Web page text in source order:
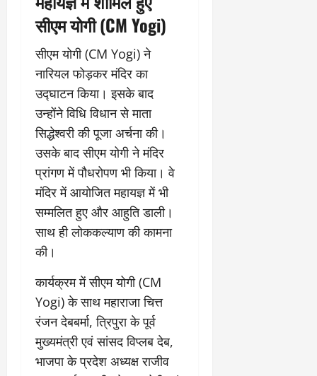
सीएम योगी (CM Yogi)
सीएम योगी (CM Yogi) ने
नारियल फोड़कर मंदिर का
उद्घाटन किया। इसके बाद
उन्होंने विधि विधान से माता
सिद्धेश्वरी की पूजा अर्चना की।
उसके बाद सीएम योगी ने मंदिर
प्रांगण में पौधरोपण भी किया। वे
मंदिर में आयोजित महायज्ञ में भी
सम्मलित हुए और आहुति डाली।
साथ ही लोककल्याण की कामना
की।
कार्यक्रम में सीएम योगी (CM
Yogi) के साथ महाराजा चित्त
रंजन देबबर्मा, त्रिपुरा के पूर्व
मुख्यमंत्री एवं सांसद विप्लब देब,
भाजपा के प्रदेश अध्यक्ष राजीव